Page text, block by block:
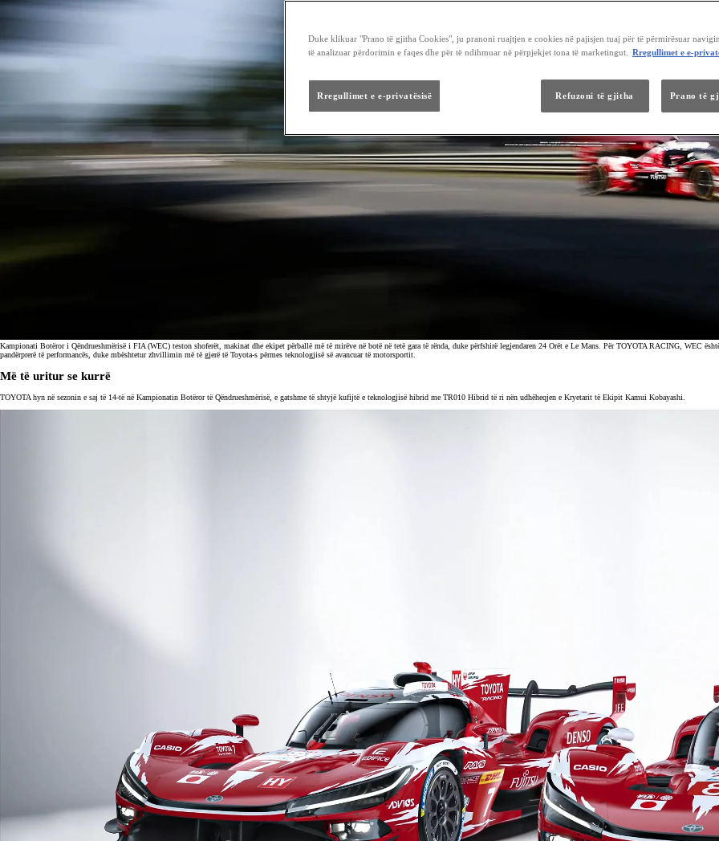
Kampionati Botëror i Qëndrueshmërisë i FIA (WEC) teston shoferët, makinat dhe ekipet përballë më të mirëve në botë në tetë gara të rënda, duke përfshirë legjendaren 24 Orët e Le Mans. Për TOYOTA RACING, WEC
pandërprerë të performancës, duke mbështetur zhvillimin më të gjerë të Toyota-s përmes teknologjisë së avancuar të motorsportit.
Më të uritur se kurrë
TOYOTA hyn në sezonin e saj të 14-të në Kampionatin Botëror të Qëndrueshmërisë, e gatshme të shtyjë kufijtë e teknologjisë hibrid me TR010 Hibrid të ri nën udhëheqjen e Kryetarit të Ekipit Kamui Kobayashi.
Duke klikuar "Prano të gjitha Cookies", ju pranoni ruajtjen e cookies në pajisjen tuaj për të përmirësuar
të analizuar përdorimin e faqes dhe për të ndihmuar në përpjekjet tona të marketingut.
Rregullimet e e-
Rregullimet e e-privatësisë Refuzoni të gjitha Prano të